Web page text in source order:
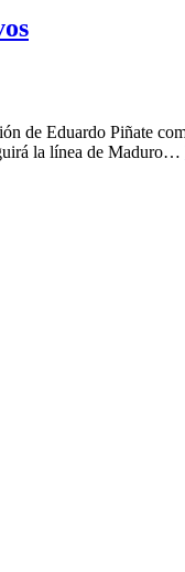
de Eduardo Piñate
la línea de Maduro…